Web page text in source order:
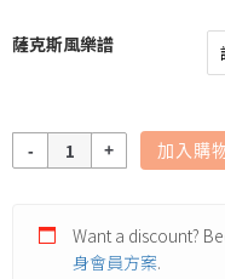
薩克斯風樂譜
量
加入購
Want a discount?
身會員方案.